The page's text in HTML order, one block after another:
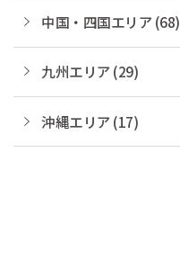
中国・四国エリア (68)
九州エリア (29)
沖縄エリア (17)